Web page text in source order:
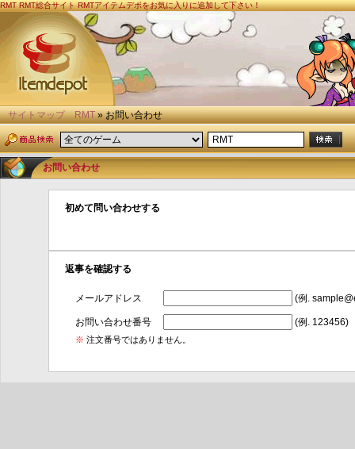
RMT RMT総合サイト RMTアイテムデポをお気に入りに追加して下さい！
サイトマップ RMT» お問い合わせ
お問い合わせ
初めて問い合わせする
返事を確認する
メールアドレス (例.
お問い合わせ番号 (例. 123456)
※ 注文番号ではありません。